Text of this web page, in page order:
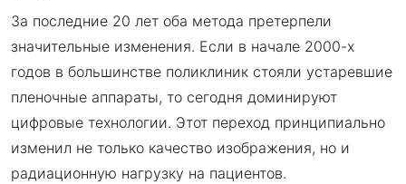
За последние 20 лет оба метода претерпели
значительные изменения. Если в начале 2000-х
годов в большинстве поликлиник стояли устаревшие
пленочные аппараты, то сегодня доминируют
цифровые технологии. Этот переход принципиально
изменил не только качество изображения, но и
радиационную нагрузку на пациентов.